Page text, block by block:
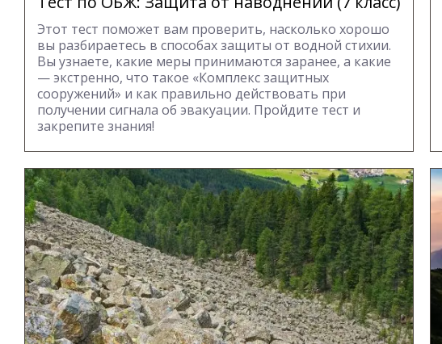
Этот тест поможет вам проверить, насколько хорошо
вы разбираетесь в способах защиты от водной стихии.
Вы узнаете, какие меры принимаются заранее, а какие
— экстренно, что такое «Комплекс защитных
сооружений» и как правильно действовать при
получении сигнала об эвакуации. Пройдите тест и
закрепите знания!